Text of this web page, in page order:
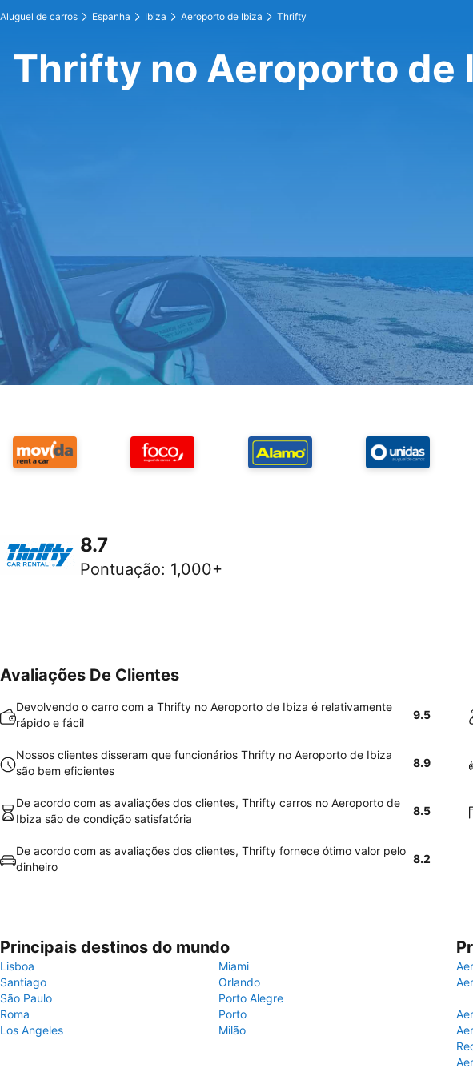
Aluguel de carros Espanha Ibiza Aeroporto de Ibiza Thrifty
Thrifty no Aeroporto de
8.7
Pontuação: 1,000+
Avaliações De Clientes
Devolvendo o carro com a Thrifty no Aeroporto de Ibiza é relativamente
rápido e fácil
9.5
Nossos clientes disseram que funcionários Thrifty no Aeroporto de Ibiza
são bem eficientes
8.9
De acordo com as avaliações dos clientes, Thrifty carros no Aeroporto de
Ibiza são de condição satisfatória
8.5
De acordo com as avaliações dos clientes, Thrifty fornece ótimo valor pelo
dinheiro
8.2
Principais destinos do mundo
Lisboa
Miami
Santiago
Orlando
São Paulo
Porto Alegre
Roma
Porto
Los Angeles
Milão